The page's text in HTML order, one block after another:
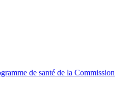
de santé de la Commission